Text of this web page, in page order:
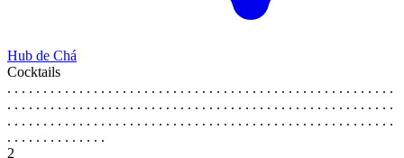
Hub de Chá
Cocktails
. . . . . . . . . . . . . . . . . . . . . . . . . . . . . . . . . . . . . . . . . . . . . . . . . . . . . .
. . . . . . . . . . . . . . . . . . . . . . . . . . . . . . . . . . . . . . . . . . . . . . . . . . . . . .
. . . . . . . . . . . . . . . . . . . . . . . . . . . . . . . . . . . . . . . . . . . . . . . . . . . . . .
. . . . . . . . . . . . . .
2